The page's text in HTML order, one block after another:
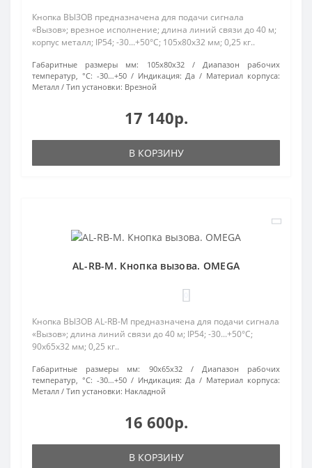
Кнопка ВЫЗОВ предназначена для подачи сигнала
«Вызов»; врезное исполнение; длина линий связи до 40 м;
корпус металл; IP54; -30...+50°C; 105х80х32 мм; 0,25 кг..
Габаритные размеры мм: 105х80х32
Диапазон рабочих
температур, °С: -30…+50 Индикация: Да
Материал корпуса:
Металл
Тип установки: Врезной
17 140р.
В КОРЗИНУ
AL-RB-M. Кнопка вызова. OMEGA
Кнопка ВЫЗОВ AL-RB-M предназначена для подачи сигнала
«Вызов»; длина линий связи до 40 м; IP54; -30...+50°C;
90х65х32 мм; 0,25 кг..
Габаритные размеры мм: 90х65х32
Диапазон рабочих
температур, °С: -30…+50 Индикация: Да
Материал корпуса:
Металл
Тип установки: Накладной
16 600р.
В КОРЗИНУ